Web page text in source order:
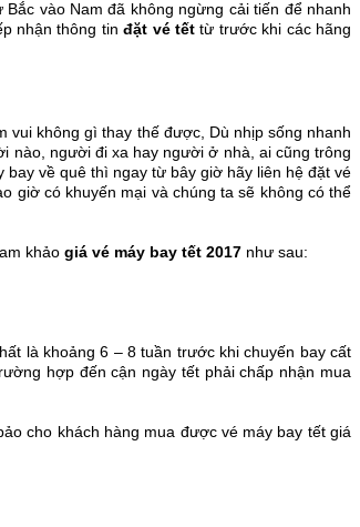
vào Nam đã không ngừng cải tiến để nhanh
nhận thông tinđặt vé tếttừ trước khi các hãng
vui không gì thay thế được, Dù nhịp sống nhanh
nào, người đi xa hay người ở nhà, ai cũng trông
về quê thì ngay từ bây giờ hãy liên hệ đặt vé
giờ có khuyến mại và chúng ta sẽ không có thể
khảo giá vé máy bay tết 2017 như sau:
là khoảng 6 – 8 tuần trước khi chuyến bay cất
hợp đến cận ngày tết phải chấp nhận mua
cho khách hàng mua được vé máy bay tết giá